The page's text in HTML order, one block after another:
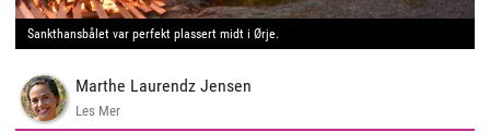
Sankthansbålet var perfekt plassert midt i Ørje.
Marthe Laurendz Jensen
Les Mer